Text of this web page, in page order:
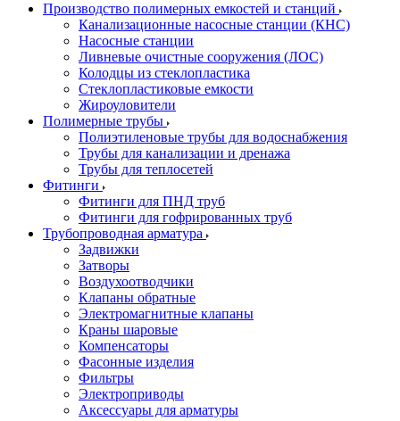
Производство полимерных емкостей и станций
Канализационные насосные станции (КНС)
Насосные станции
Ливневые очистные сооружения (ЛОС)
Колодцы из стеклопластика
Стеклопластиковые емкости
Жироуловители
Полимерные трубы
Полиэтиленовые трубы для водоснабжения
Трубы для канализации и дренажа
Трубы для теплосетей
Фитинги
Фитинги для ПНД труб
Фитинги для гофрированных труб
Трубопроводная арматура
Задвижки
Затворы
Воздухоотводчики
Клапаны обратные
Электромагнитные клапаны
Краны шаровые
Компенсаторы
Фасонные изделия
Фильтры
Электроприводы
Аксессуары для арматуры